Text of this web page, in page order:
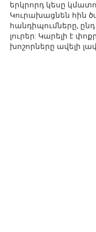
երկրորդ կեսը
Կուրախացնեն հին
հանդիպումները,
լուրեր: Կարելի է
խոշորները ավելի